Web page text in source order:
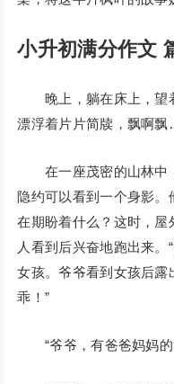
小升初满分作文
晚上，躺在床上，望
漂浮着片片简牍，飘啊
在一座茂密的山林中
隐约可以看到一个身影
在期盼着什么？这时，屋
人看到后兴奋地跑出来。
女孩。爷爷看到女孩后露
乖！”
“爷爷，有爸爸妈妈的